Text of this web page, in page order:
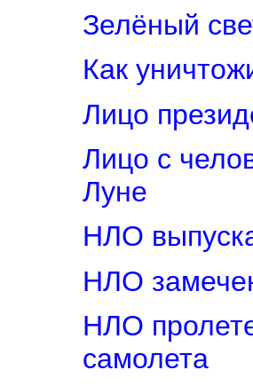
Зелёный
Как
Лицо
Лицо с
Луне
НЛО
НЛО
НЛО
самолета